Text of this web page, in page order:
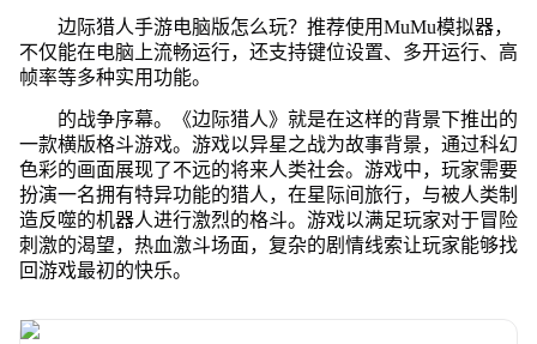
边际猎人手游电脑版怎么玩？推荐使用MuMu模拟器，
不仅能在电脑上流畅运行，还支持键位设置、多开运行、高
帧率等多种实用功能。
的战争序幕。《边际猎人》就是在这样的背景下推出的
一款横版格斗游戏。游戏以异星之战为故事背景，通过科幻
色彩的画面展现了不远的将来人类社会。游戏中，玩家需要
扮演一名拥有特异功能的猎人，在星际间旅行，与被人类制
造反噬的机器人进行激烈的格斗。游戏以满足玩家对于冒险
刺激的渴望，热血激斗场面，复杂的剧情线索让玩家能够找
回游戏最初的快乐。